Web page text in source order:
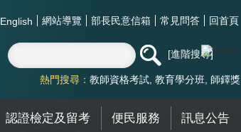
English 網站導覽 部長民意信箱 常見問答 回首頁
進階搜尋
熱門搜尋： 教師資格考試 教育學分班 師鐸獎
認證檢定及留考 便民服務 訊息公告